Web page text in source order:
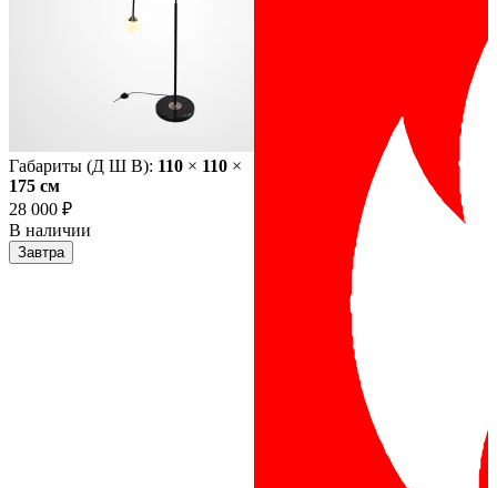
Габариты (Д Ш В): 110 × 110 ×
175 cм
28 000 ₽
В наличии
Завтра